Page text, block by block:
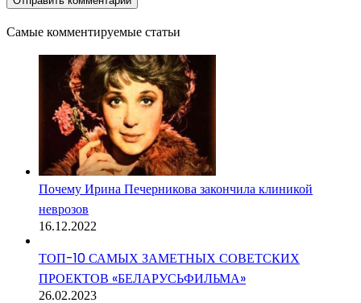
Самые комментируемые статьи
Почему Ирина Печерникова закончила клиникой
неврозов
16.12.2022
ТОП-10 САМЫХ ЗАМЕТНЫХ СОВЕТСКИХ
ПРОЕКТОВ «БЕЛАРУСЬФИЛЬМА»
26.02.2023